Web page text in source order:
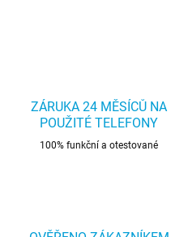
ZÁRUKA 24 MĚSÍCŮ NA
POUŽITÉ TELEFONY
100% funkční a otestované